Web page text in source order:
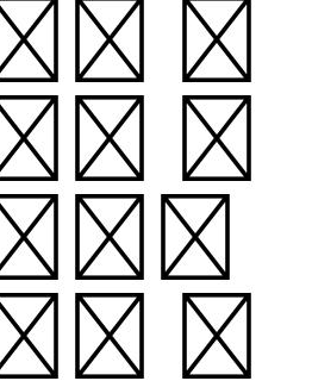
의 원
라 획
질수
와 너